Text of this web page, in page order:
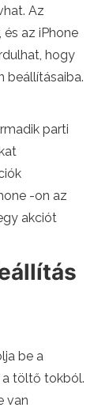
Az
és az iPhone
hogy
beállításaiba.
parti
-on az
akciót
be a
töltő tokból.
van